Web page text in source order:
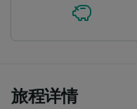
旅程详情
device
and/or access
Personalised
List of Partners